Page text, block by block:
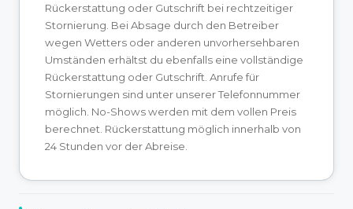
Rückerstattung oder Gutschrift bei rechtzeitiger
Stornierung. Bei Absage durch den Betreiber
wegen Wetters oder anderen unvorhersehbaren
Umständen erhältst du ebenfalls eine vollständige
Rückerstattung oder Gutschrift. Anrufe für
Stornierungen sind unter unserer Telefonnummer
möglich. No-Shows werden mit dem vollen Preis
berechnet. Rückerstattung möglich innerhalb von
24 Stunden vor der Abreise.